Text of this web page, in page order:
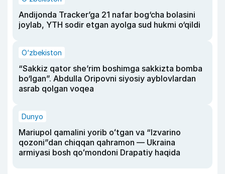
Andijonda Tracker’ga 21 nafar bog‘cha bolasini
joylab, YTH sodir etgan ayolga sud hukmi o‘qildi
O‘zbekiston
“Sakkiz qator she’rim boshimga sakkizta bomba
bo‘lgan”. Abdulla Oripovni siyosiy ayblovlardan
asrab qolgan voqea
Dunyo
Mariupol qamalini yorib oʻtgan va “Izvarino
qozoni”dan chiqqan qahramon — Ukraina
armiyasi bosh qoʻmondoni Drapatiy haqida